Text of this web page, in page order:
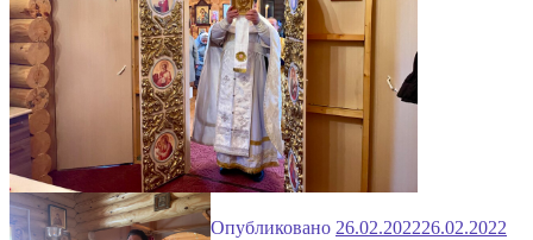
Опубликовано 26.02.202226.02.2022